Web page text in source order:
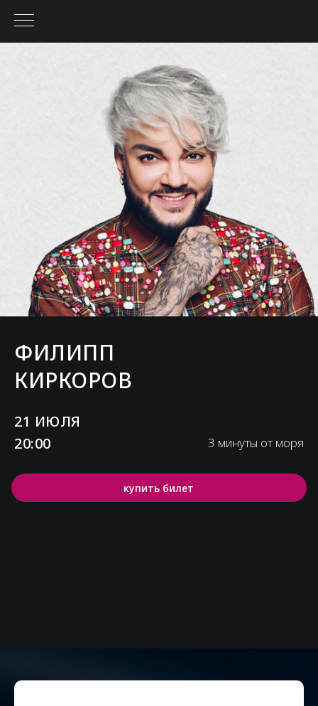
ФИЛИПП
КИРКОРОВ
21 ИЮЛЯ
20:00
3 минуты от моря
купить билет